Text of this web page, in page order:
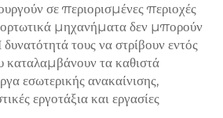
σε περιορισμένες περιοχές
μηχανήματα δεν μπορούν
τους να στρίβουν εντός
καταλαμβάνουν τα καθιστά
εσωτερικής ανακαίνισης,
εργοτάξια και εργασίες